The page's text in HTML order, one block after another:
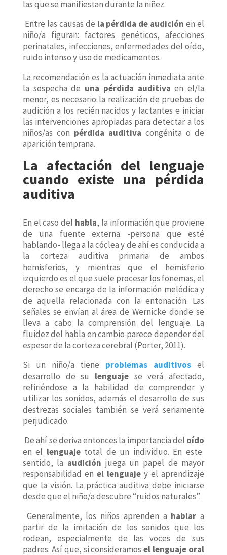
las que se manifiestan durante la niñez.
Entre las causas de la pérdida de audición en el
niño/a figuran: factores genéticos, afecciones
perinatales, infecciones, enfermedades del oído,
ruido intenso y uso de medicamentos.
La recomendación es la actuación inmediata ante
la sospecha de una pérdida auditiva en el/la
menor, es necesario la realización de pruebas de
audición a los recién nacidos y lactantes e iniciar
las intervenciones apropiadas para detectar a los
niños/as con pérdida auditivacongénita o de
aparición temprana.
La afectación del lenguaje
cuando existe una pérdida
auditiva
En el caso del habla, la información que proviene
de una fuente externa -persona que esté
hablando- llega a la cóclea y de ahí es conducida a
la corteza auditiva primaria de ambos
hemisferios, y mientras que el hemisferio
izquierdo es el que suele procesar los fonemas, el
derecho se encarga de la información melódica y
de aquella relacionada con la entonación. Las
señales se envían al área de Wernicke donde se
lleva a cabo la comprensión del lenguaje. La
fluidez del habla en cambio parece depender del
espesor de la corteza cerebral (Porter, 2011).
Si un niño/a tiene problemas auditivos el
desarrollo de su lenguaje se verá afectado,
refiriéndose a la habilidad de comprender y
utilizar los sonidos, además el desarrollo de sus
destrezas sociales también se verá seriamente
perjudicado.
De ahí se deriva entonces la importancia del oído
en el lenguajetotal de un individuo. En este
sentido, la audición juega un papel de mayor
responsabilidad en el lenguaje y el aprendizaje
que la visión. La práctica auditiva debe iniciarse
desde que el niño/a descubre “ruidos naturales”.
Generalmente, los niños aprenden a hablar a
partir de la imitación de los sonidos que los
rodean, especialmente de las voces de sus
padres. Así que, si consideramos el lenguaje oral